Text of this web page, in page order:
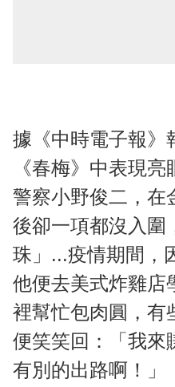
據《中時電子報》
《春梅》中表現
警察小野俊二，在
後卻一項都沒入圍
珠」...疫情期間，
他便去美式炸雞店
裡幫忙包肉圓，有
便笑笑回：「我來
有別的出路啊！」